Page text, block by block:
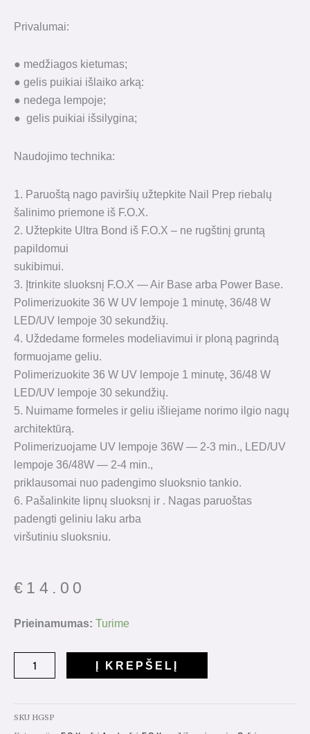
Privalumai:
● medžiagos kietumas;
● gelis puikiai išlaiko arką:
● nedega lempoje;
● gelis puikiai išsilygina;
Naudojimo technika:
1. Paruoštą nago paviršių užtepkite Nail Prep riebalų
šalinimo priemone iš F.O.X.
2. Užtepkite Ultra Bond iš F.O.X – ne rugštinį gruntą
papildomui
sukibimui.
3. Įtrinkite sluoksnį F.O.X — Air Base arba Power Base.
Polimerizuokite 36 W UV lempoje 1 minutę, 36/48 W
LED/UV lempoje 30 sekundžių.
4. Uždedame formeles modeliavimui ir ploną pagrindą
formuojame geliu.
Polimerizuokite 36 W UV lempoje 1 minutę, 36/48 W
LED/UV lempoje 30 sekundžių.
5. Nuimame formeles ir geliu išliejame norimo ilgio nagų
architektūrą.
Polimerizuojame UV lempoje 36W — 2-3 min., LED/UV
lempoje 36/48W — 2-4 min.,
priklausomai nuo padengimo sluoksnio tankio.
6. Pašalinkite lipnų sluoksnį ir . Nagas paruoštas
padengti geliniu laku arba
viršutiniu sluoksniu.
€ 14.00
Prieinamumas: Turime
produkto
Gel
Pale
15ml.
Į KREPŠELĮ
SKU HGSP